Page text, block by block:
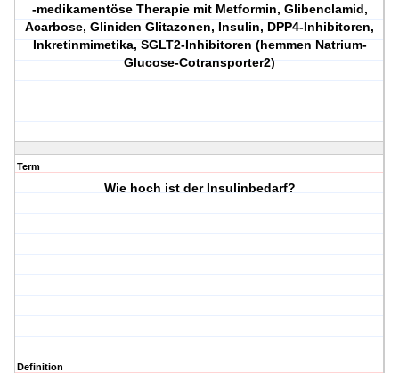
-medikamentöse Therapie mit Metformin, Glibenclamid,
Acarbose, Gliniden Glitazonen, Insulin, DPP4-Inhibitoren,
Inkretinmimetika, SGLT2-Inhibitoren (hemmen Natrium-
Glucose-Cotransporter2)
Term
Wie hoch ist der Insulinbedarf?
Definition